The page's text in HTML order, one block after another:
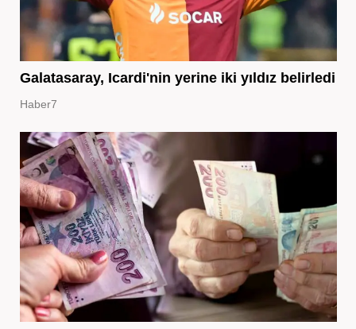
Galatasaray, Icardi'nin yerine iki yıldız belirledi
Haber7